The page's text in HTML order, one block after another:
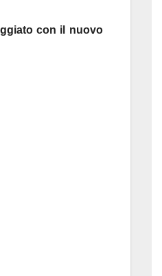
con il nuovo